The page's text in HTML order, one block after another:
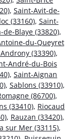
, Saint-Avit-de-
(33160), Saint-
Blaye (33820),
du-Queyret
(33390),
André-du-Bois
, Saint-Aignan
, Sablons (33910),
(86700),
(33410), Riocaud
, Rauzan (33420),
sur Mer (33115),